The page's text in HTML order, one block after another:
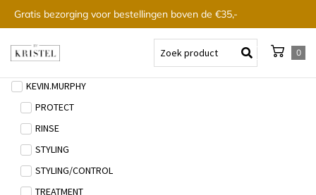
Gratis bezorging voor bestellingen boven de €35,-
0
KEVIN.MURPHY
PROTECT
RINSE
STYLING
STYLING/CONTROL
TREATMENT